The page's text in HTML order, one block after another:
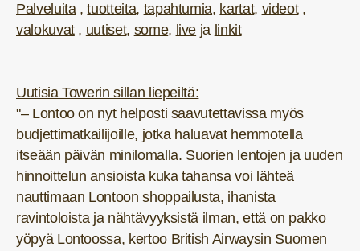
Palveluita,tuotteita, tapahtumia, kartat, videot,
valokuvat, uutiset, some, live ja linkit
Uutisia Towerin sillan liepeiltä:
"– Lontoo on nyt helposti saavutettavissa myös
budjettimatkailijoille, jotka haluavat hemmotella
itseään päivän minilomalla. Suorien lentojen ja uuden
hinnoittelun ansioista kuka tahansa voi lähteä
nauttimaan Lontoon shoppailusta, ihanista
ravintoloista ja nähtävyyksistä ilman, että on pakko
yöpyä Lontoossa, kertoo British Airwaysin Suomen